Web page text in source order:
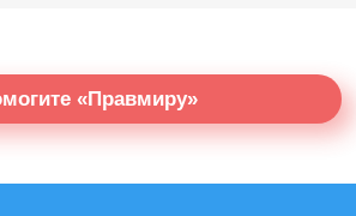
«Правмиру»